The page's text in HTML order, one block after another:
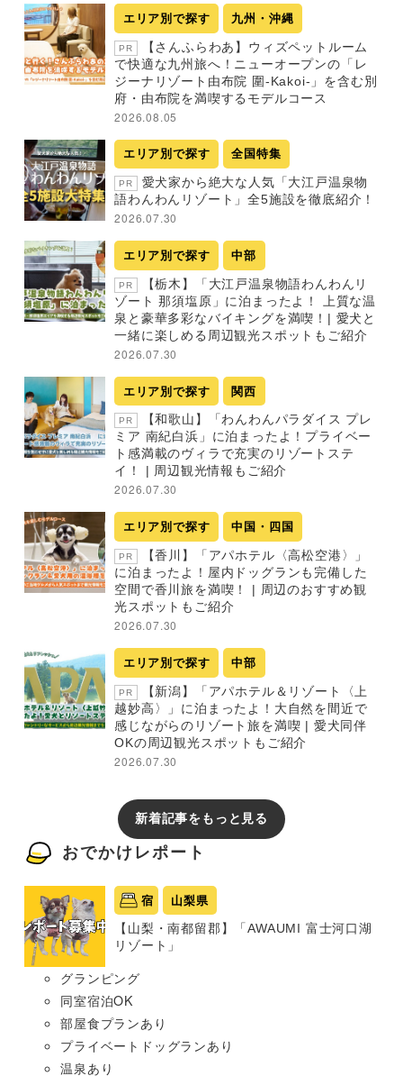
エリア別で探す 九州・沖縄
PR
【さんふらわあ】ウィズペットルーム
で快適な九州旅へ！ニューオープンの「レ
ジーナリゾート由布院 圍-Kakoi-」を含む別
府・由布院を満喫するモデルコース
2026.08.05
エリア別で探す 全国特集
PR
愛犬家から絶大な人気「大江戸温泉物
語わんわんリゾート」全5施設を徹底紹介！
2026.07.30
エリア別で探す 中部
PR
【栃木】「大江戸温泉物語わんわんリ
ゾート 那須塩原」に泊まったよ！ 上質な温
泉と豪華多彩なバイキングを満喫！| 愛犬と
一緒に楽しめる周辺観光スポットもご紹介
2026.07.30
エリア別で探す 関西
PR
【和歌山】「わんわんパラダイス プレ
ミア 南紀白浜」に泊まったよ！プライベー
ト感満載のヴィラで充実のリゾートステ
イ！ | 周辺観光情報もご紹介
2026.07.30
エリア別で探す 中国・四国
PR
【香川】「アパホテル〈高松空港〉」
に泊まったよ！屋内ドッグランも完備した
空間で香川旅を満喫！ | 周辺のおすすめ観
光スポットもご紹介
2026.07.30
エリア別で探す 中部
PR
【新潟】「アパホテル＆リゾート〈上
越妙高〉」に泊まったよ！大自然を間近で
感じながらのリゾート旅を満喫 | 愛犬同伴
OKの周辺観光スポットもご紹介
2026.07.30
新着記事をもっと見る
おでかけレポート
宿 山梨県
【山梨・南都留郡】「AWAUMI 富士河口湖
リゾート」
グランピング
同室宿泊OK
部屋食プランあり
プライベートドッグランあり
温泉あり